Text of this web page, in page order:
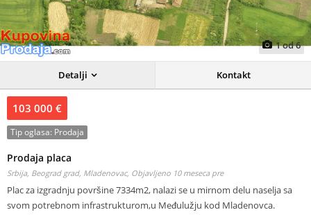
1od6
Detalji Kontakt
103 000 €
Tip oglasa: Prodaja
Prodaja placa
Srbija, Beograd grad, Mladenovac, Objavljeno 10 meseca pre
Plac za izgradnju površine 7334m2, nalazi se u mirnom delu naselja sa
svom potrebnom infrastrukturom,u Međulužju kod Mladenovca.